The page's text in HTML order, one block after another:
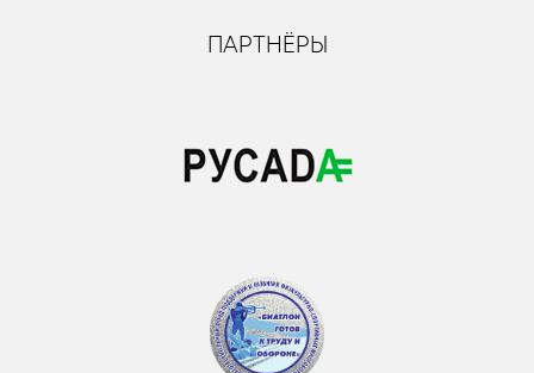
ПАРТНЁРЫ